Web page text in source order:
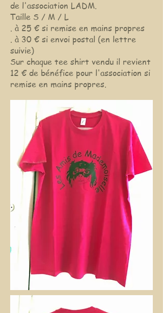
de l'association LADM.
Taille S / M / L
. à 25 € si remise en mains propres
. à 30 € si envoi postal (en lettre
suivie)
Sur chaque tee shirt vendu il revient
12 € de bénéfice pour l'association si
remise en mains propres.